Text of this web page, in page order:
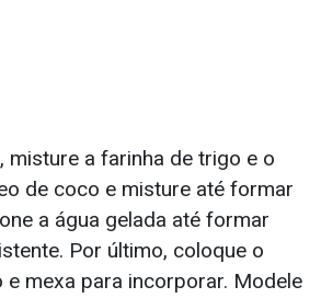
misture a farinha de trigo e o
de coco e misture até formar
a água gelada até formar
Por último, coloque o
mexa para incorporar. Modele